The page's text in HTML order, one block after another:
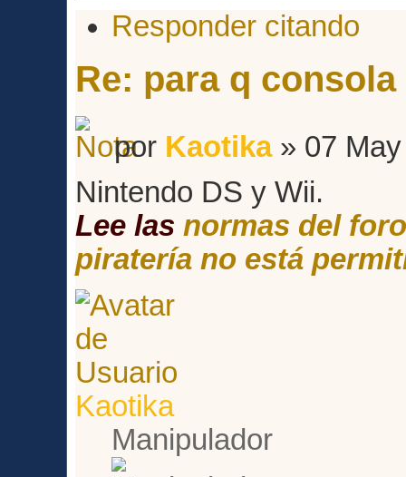
Responder citando
Re: para q
por Kaotika» 07 May
Nintendo DS y Wii.
Lee lasnormas del
piratería no está
Kaotika
Manipulador